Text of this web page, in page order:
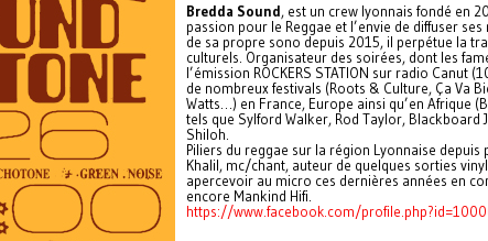
Bredda Sound, est un crew lyonnais fondé en
passion pour le Reggae et l’envie de diffuser
de sa propre sono depuis 2015, il perpétue la
culturels. Organisateur des soirées, dont les
l’émission ROCKERS STATION sur radio Canut
de nombreux festivals (Roots & Culture, Ça Va
Watts…) en France, Europe ainsi qu’en Afrique
tels que Sylford Walker, Rod Taylor, Blackboard
Shiloh.
Piliers du reggae sur la région Lyonnaise depuis
Khalil, mc/chant, auteur de quelques sorties
apercevoir au micro ces dernières années en
encore Mankind Hifi.
https://www.facebook.com/